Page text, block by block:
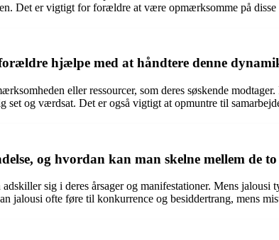
Det er vigtigt for forældre at være opmærksomme på disse
hjælpe med at håndtere denne
eller ressourcer, som deres søskende
set og værdsat. Det er også vigtigt at opmuntre til
og hvordan kan man skelne mellem de
sig i deres årsager og manifestationer. Mens
jalousi ofte føre til konkurrence og besiddertrang, mens